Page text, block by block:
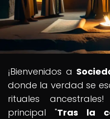
¡Bienvenidos a
donde la verdad se
rituales
principal "Tras la